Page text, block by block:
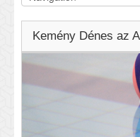
Kemény Dénes az